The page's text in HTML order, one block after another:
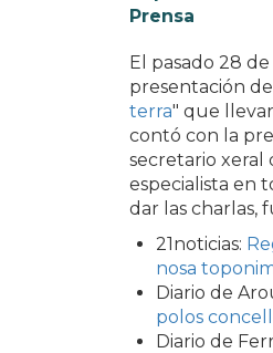
Prensa
El pasado 28
presentación
terra" que
contó con la
secretario xeral
especialista en
dar las charlas,
21noticias:
nosa
Diario de
polos
Diario de